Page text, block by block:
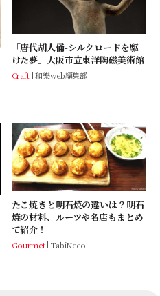
「唐代胡人俑-シルクロードを駆
けた夢」大阪市立東洋陶磁美術館
Craft 和樂web編集部
たこ焼きと明石焼の違いは？明石
焼の材料、ルーツや名店もまとめ
て紹介！
Gourmet TabiNeco